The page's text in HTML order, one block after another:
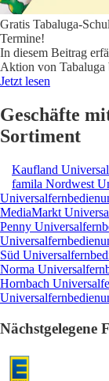
Gratis Tabaluga-
Termine!
In diesem Beitrag
Aktion von Tabaluga
Jetzt lesen
Geschäfte
Sortiment
Kaufland
famila Nordwest
MediaMarkt
Penny
Süd
Norma
Hornbach
Nächstgelegene